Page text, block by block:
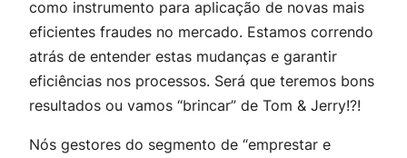
como instrumento para aplicação de novas mais
eficientes fraudes no mercado. Estamos correndo
atrás de entender estas mudanças e garantir
eficiências nos processos. Será que teremos bons
resultados ou vamos “brincar” de Tom & Jerry!?!
Nós gestores do segmento de “emprestar e